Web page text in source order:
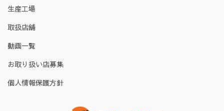
生産工場
取扱店舗
動画一覧
お取り扱い店募集
個人情報保護方針